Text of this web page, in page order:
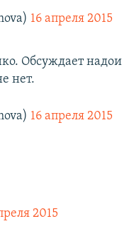
16 апреля 2015
Обсуждает надои
нет.
16 апреля 2015
2015